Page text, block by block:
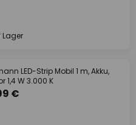
Lager
LED-Strip Mobil 1 m, Akku,
1,4 W 3.000 K
€